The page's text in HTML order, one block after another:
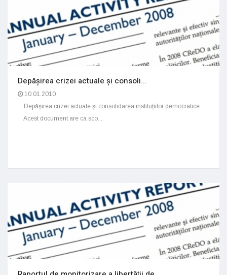
Depășirea crizei actuale și consoli...
10.01.2010
Depășirea crizei actuale și consolidarea instituțiilor democratice
Acest document are ca sco...